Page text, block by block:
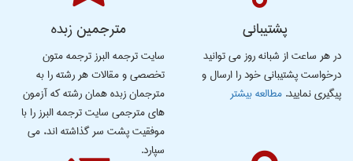
پشتیبانی
در هر ساعت از شبانه روز می توانید
درخواست پشتیبانی خود را ارسال و
پیگیری نمایید.مطالعه بیشتر
مترجمین زبده
سایت ترجمه البرز ترجمه متون
تخصصی و مقالات هر رشته را به
مترجمان زبده همان رشته که آزمون
های مترجمی سایت ترجمه البرز را با
موفقیت پشت سر گذاشته اند، می
سپارد.